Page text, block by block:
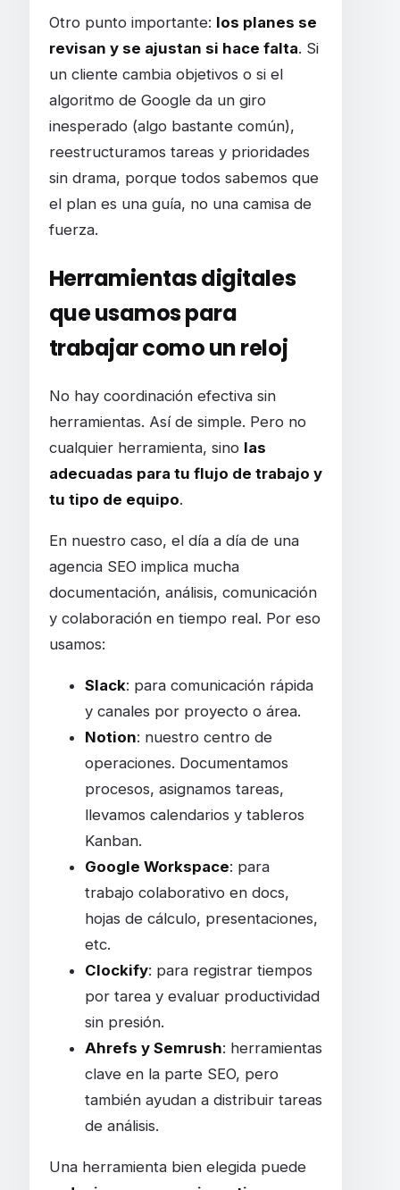
Otro punto importante: los planes se
revisan y se ajustan si hace falta. Si
un cliente cambia objetivos o si el
algoritmo de Google da un giro
inesperado (algo bastante común),
reestructuramos tareas y prioridades
sin drama, porque todos sabemos que
el plan es una guía, no una camisa de
fuerza.
Herramientas digitales
que usamos para
trabajar como un reloj
No hay coordinación efectiva sin
herramientas. Así de simple. Pero no
cualquier herramienta, sino las
adecuadas para tu flujo de trabajo y
tu tipo de equipo.
En nuestro caso, el día a día de una
agencia SEO implica mucha
documentación, análisis, comunicación
y colaboración en tiempo real. Por eso
usamos:
Slack: para comunicación rápida
y canales por proyecto o área.
Notion: nuestro centro de
operaciones. Documentamos
procesos, asignamos tareas,
llevamos calendarios y tableros
Kanban.
Google Workspace: para
trabajo colaborativo en docs,
hojas de cálculo, presentaciones,
etc.
Clockify: para registrar tiempos
por tarea y evaluar productividad
sin presión.
Ahrefs y Semrush: herramientas
clave en la parte SEO, pero
también ayudan a distribuir tareas
de análisis.
Una herramienta bien elegida puede